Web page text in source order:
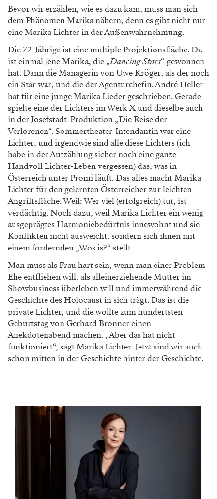
Bevor wir erzählen, wie es dazu kam, muss man sich
dem Phänomen Marika nähern, denn es gibt nicht nur
eine Marika Lichter in der Außenwahrnehmung.
Die 72-Jährige ist eine multiple Projektionsfläche. Da
ist einmal jene Marika, die „Dancing Stars“ gewonnen
hat. Dann die Managerin von Uwe Kröger, als der noch
ein Star war, und die der Agenturchefin. André Heller
hat für eine junge Marika Lieder geschrieben. Gerade
spielte eine der Lichters im Werk X und dieselbe auch
in der Josefstadt-Produktion „Die Reise der
Verlorenen“. Sommertheater-Intendantin war eine
Lichter, und irgendwie sind alle diese Lichters (ich
habe in der Aufzählung sicher noch eine ganze
Handvoll Lichter-Leben vergessen) das, was in
Österreich unter Promi läuft. Das alles macht Marika
Lichter für den gelernten Österreicher zur leichten
Angriffsfläche. Weil: Wer viel (erfolgreich) tut, ist
verdächtig. Noch dazu, weil Marika Lichter ein wenig
ausgeprägtes Harmoniebedürfnis innewohnt und sie
Konflikten nicht ausweicht, sondern sich ihnen mit
einem fordernden „Wos is?“ stellt.
Man muss als Frau hart sein, wenn man einer Problem-
Ehe entfliehen will, als alleinerziehende Mutter im
Showbusiness überleben will und immerwährend die
Geschichte des Holocaust in sich trägt. Das ist die
private Lichter, und die wollte zum hundertsten
Geburtstag von Gerhard Bronner einen
Anekdotenabend machen. „Aber das hat nicht
funktioniert“, sagt Marika Lichter. Jetzt sind wir auch
schon mitten in der Geschichte hinter der Geschichte.